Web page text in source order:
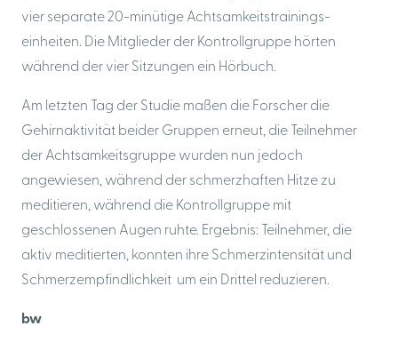
vier separate 20-minütige Achtsamkeitstrainings-
einheiten. Die Mitglieder der Kontrollgruppe hörten
während der vier Sitzungen ein Hörbuch.
Am letzten Tag der Studie maßen die Forscher die
Gehirnaktivität beider Gruppen erneut, die Teilnehmer
der Achtsamkeitsgruppe wurden nun jedoch
angewiesen, während der schmerzhaften Hitze zu
meditieren, während die Kontrollgruppe mit
geschlossenen Augen ruhte. Ergebnis: Teilnehmer, die
aktiv meditierten, konnten ihre Schmerzintensität und
Schmerzempfindlichkeit um ein Drittel reduzieren.
bw